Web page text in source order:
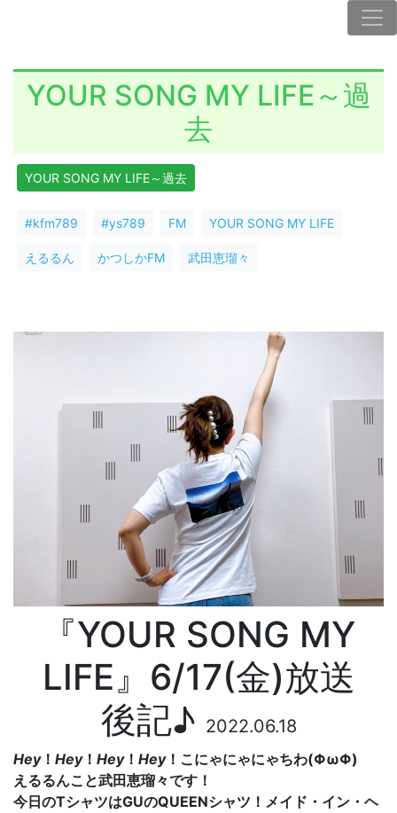
YOUR SONG MY LIFE～過
去
YOUR SONG MY LIFE～過去
#kfm789 #ys789 FM YOUR SONG MY LIFE
えるるん かつしかFM 武田恵瑠々
『YOUR SONG MY
LIFE』6/17(金)放送
後記♪ 2022.06.18
Hey！ Hey！ Hey！ Hey！こにゃにゃにゃちわ(ΦωΦ)
えるるんこと武田恵瑠々です！
今日のTシャツはGUのQUEENシャツ！メイド・イン・ヘ